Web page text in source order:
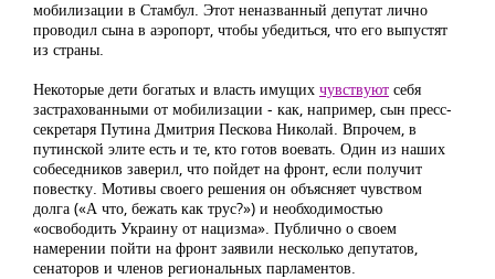
мобилизации в Стамбул. Этот неназванный депутат лично
проводил сына в аэропорт, чтобы убедиться, что его выпустят
из страны.
Некоторые дети богатых и власть имущих чувствуют себя
застрахованными от мобилизации - как, например, сын пресс-
секретаря Путина Дмитрия Пескова Николай. Впрочем, в
путинской элите есть и те, кто готов воевать. Один из наших
собеседников заверил, что пойдет на фронт, если получит
повестку. Мотивы своего решения он объясняет чувством
долга («А что, бежать как трус?») и необходимостью
«освободить Украину от нацизма». Публично о своем
намерении пойти на фронт заявили несколько депутатов,
сенаторов и членов региональных парламентов.